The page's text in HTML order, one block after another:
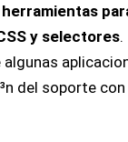
herramientas
y selectores.
del soporte con